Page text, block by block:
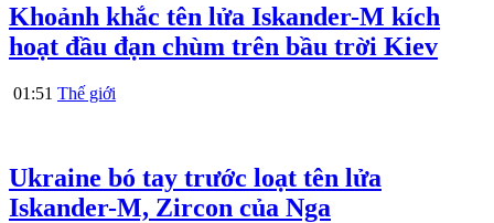
Khoảnh khắc tên lửa Iskander-M kích
hoạt đầu đạn chùm trên bầu trời Kiev
01:51 Thế giới
Ukraine bó tay trước loạt tên lửa
Iskander-M, Zircon của Nga